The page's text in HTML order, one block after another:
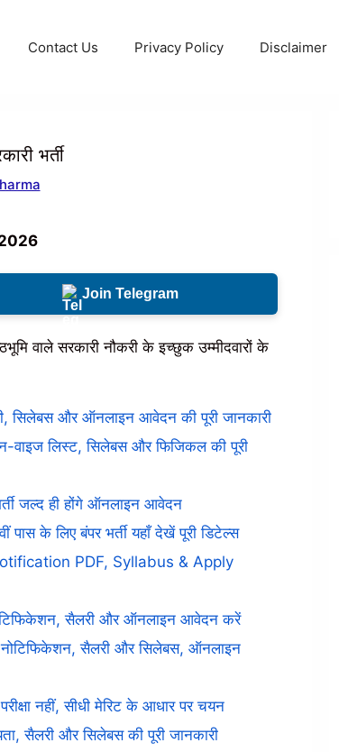
Contact Us Privacy Policy Disclaimer
भर्ती
Join Telegram
वाले सरकारी नौकरी के इच्छुक उम्मीदवारों के
और ऑनलाइन आवेदन की पूरी जानकारी
लिस्ट, सिलेबस और फिजिकल की पूरी
जल्द ही होंगे ऑनलाइन आवेदन
के लिए बंपर भर्ती यहाँ देखें पूरी डिटेल्स
PDF, Syllabus & Apply
सैलरी और ऑनलाइन आवेदन करें
सैलरी और सिलेबस, ऑनलाइन
नहीं, सीधी मेरिट के आधार पर चयन
सैलरी और सिलेबस की पूरी जानकारी